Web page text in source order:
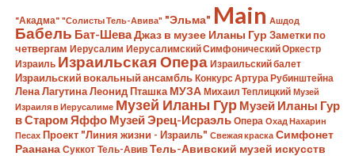
"Акадма" "Солисты Тель-Авива" "Эльма" Main Ашдод
Бабель Бат-ШеваДжаз в музее Иланы Гур Заметки по
четвергам Иерусалим Иерусалимский Симфонический Оркестр
Израиль Израильская Опера Израильский балет
Израильский вокальный ансамбль Конкурс Артура Рубинштейна
Лена Лагутина Леонид Пташка МУЗА Михаил Теплицкий Музей
Израиля в Иерусалиме Музей Иланы Гур Музей Иланы Гур
в Старом Яффо Музей Эрец-Исраэль Опера Охад Нахарин
Песах Проект "Линия жизни - Израиль" Свежая краска Симфонет
Раанана Суккот Тель-Авив Тель-Авивский музей искусств